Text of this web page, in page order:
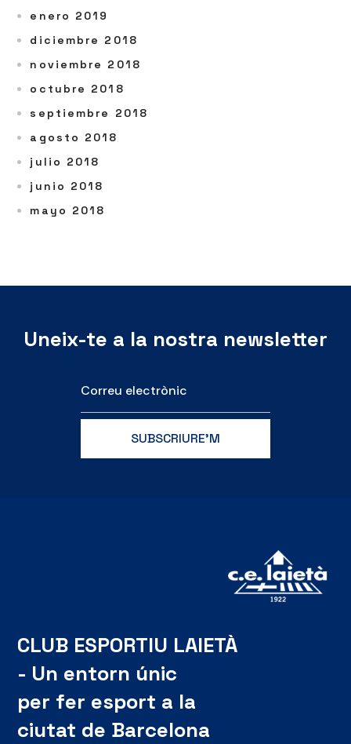
enero 2019
diciembre 2018
noviembre 2018
octubre 2018
septiembre 2018
agosto 2018
julio 2018
junio 2018
mayo 2018
Uneix-te a la nostra newsletter
CLUB ESPORTIU LAIETÀ
- Un entorn únic
per fer esport a la
ciutat de Barcelona